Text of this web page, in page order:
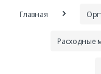
Главная
Расходные